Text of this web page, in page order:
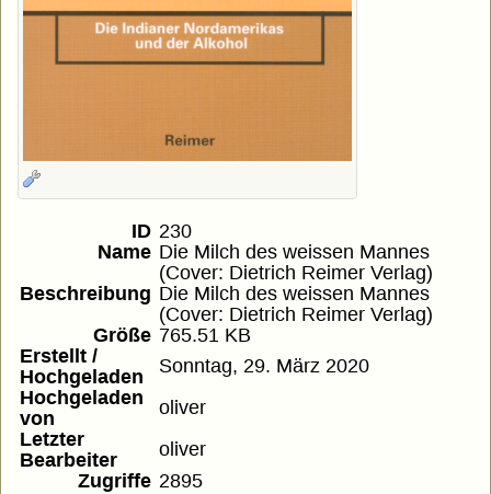
ID 230
Name Die Milch des weissen Mannes
(Cover: Dietrich Reimer Verlag)
Beschreibung Die Milch des weissen Mannes
(Cover: Dietrich Reimer Verlag)
Größe 765.51 KB
Erstellt /
Hochgeladen
Sonntag, 29. März 2020
Hochgeladen
von
oliver
Letzter
Bearbeiter
oliver
Zugriffe 2895